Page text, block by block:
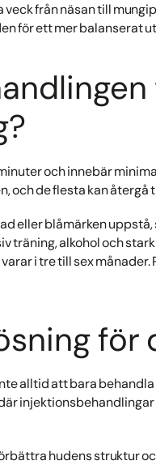
veck från näsan till
för ett mer balanserat
och innebär
och de flesta kan
eller blåmärken
träning, alkohol och
i tre till sex
för
alltid att bara
hudens struktur